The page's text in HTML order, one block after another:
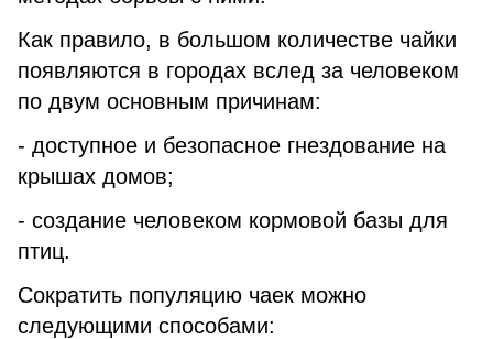
Как правило, в большом количестве чайки
появляются в городах вслед за человеком
по двум основным причинам:
- доступное и безопасное гнездование на
крышах домов;
- создание человеком кормовой базы для
птиц.
Сократить популяцию чаек можно
следующими способами: